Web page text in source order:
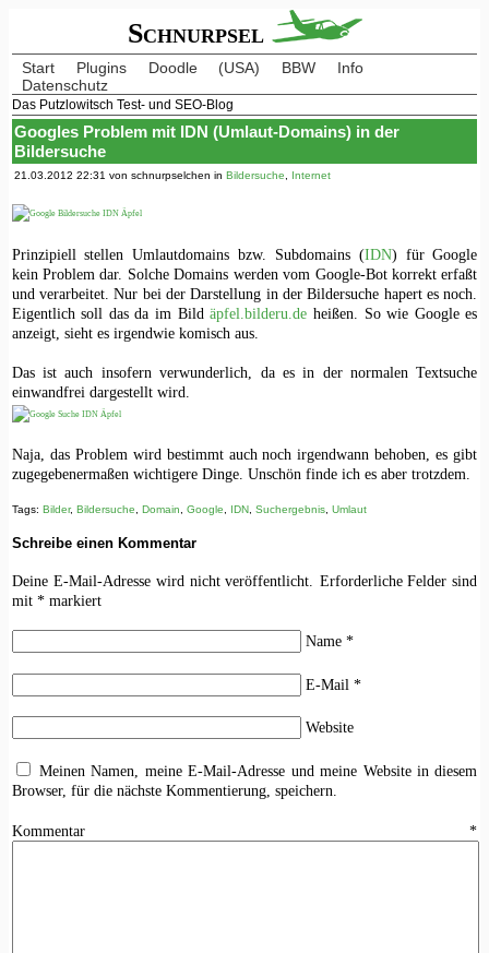
Schnurpsel
Start Plugins Doodle (USA) BBW
Info
Datenschutz
Das Putzlowitsch Test- und SEO-Blog
Googles Problem mit IDN (Umlaut-Domains) in der
Bildersuche
21.03.2012 22:31 von schnurpselchen in Bildersuche Internet
Prinzipiell stellen Umlautdomains bzw. Subdomains (IDN) für Google
kein Problem dar. Solche Domains werden vom Google-Bot korrekt erfaßt
und verarbeitet. Nur bei der Darstellung in der Bildersuche hapert es noch.
Eigentlich soll das da im Bildäpfel.bilderu.de heißen. So wie Google es
anzeigt, sieht es irgendwie komisch aus.
Das ist auch insofern verwunderlich, da es in der normalen Textsuche
einwandfrei dargestellt wird.
Naja, das Problem wird bestimmt auch noch irgendwann behoben, es gibt
zugegebenermaßen wichtigere Dinge. Unschön finde ich es aber trotzdem.
Tags: Bilder, Bildersuche, Domain, Google, IDN, Suchergebnis, Umlaut
Schreibe einen Kommentar
Deine E-Mail-Adresse wird nicht veröffentlicht.
Erforderliche Felder sind
mit *markiert
Name *
E-Mail *
Website
Meinen Namen, meine E-Mail-Adresse und meine Website in diesem
Browser, für die nächste Kommentierung, speichern.
Kommentar*